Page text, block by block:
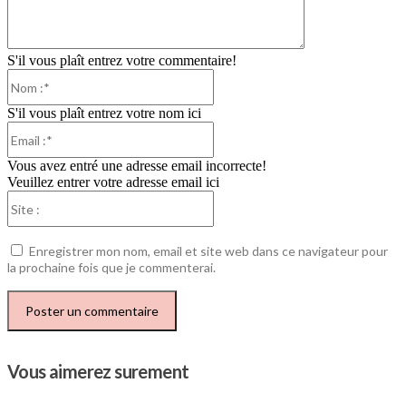
S'il vous plaît entrez votre commentaire!
S'il vous plaît entrez votre nom ici
Vous avez entré une adresse email incorrecte!
Veuillez entrer votre adresse email ici
Enregistrer mon nom, email et site web dans ce navigateur pour
la prochaine fois que je commenterai.
Vous aimerez surement